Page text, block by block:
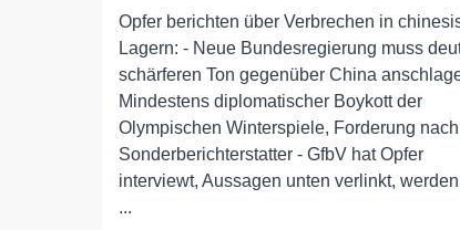
Opfer berichten über Verbrechen in
Lagern: - Neue Bundesregierung muss
schärferen Ton gegenüber China
Mindestens diplomatischer Boykott der
Olympischen Winterspiele, Forderung
Sonderberichterstatter - GfbV hat Opfer
interviewt, Aussagen unten verlinkt,
...